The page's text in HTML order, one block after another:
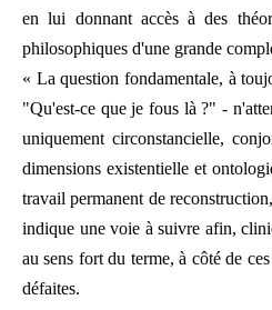
en lui donnant accès à des
philosophiques d'une grande
« La question fondamentale, à
"Qu'est-ce que je fous là ?" -
uniquement circonstancielle,
dimensions existentielle et
travail permanent de
indique une voie à suivre afin,
au sens fort du terme, à côté de
défaites.